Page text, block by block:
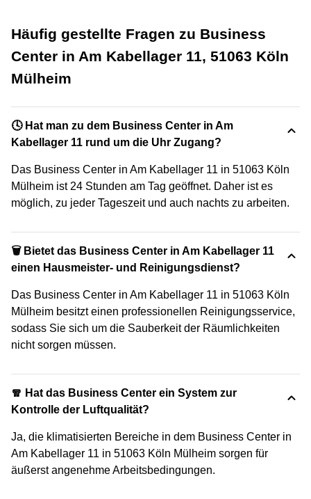
Häufig gestellte Fragen zu Business
Center in Am Kabellager 11, 51063 Köln
Mülheim
🕓 Hat man zu dem Business Center in Am
Kabellager 11 rund um die Uhr Zugang?
Das Business Center in Am Kabellager 11 in 51063 Köln
Mülheim ist 24 Stunden am Tag geöffnet. Daher ist es
möglich, zu jeder Tageszeit und auch nachts zu arbeiten.
🗑 Bietet das Business Center in Am Kabellager 11
einen Hausmeister- und Reinigungsdienst?
Das Business Center in Am Kabellager 11 in 51063 Köln
Mülheim besitzt einen professionellen Reinigungsservice,
sodass Sie sich um die Sauberkeit der Räumlichkeiten
nicht sorgen müssen.
🧣 Hat das Business Center ein System zur
Kontrolle der Luftqualität?
Ja, die klimatisierten Bereiche in dem Business Center in
Am Kabellager 11 in 51063 Köln Mülheim sorgen für
äußerst angenehme Arbeitsbedingungen.